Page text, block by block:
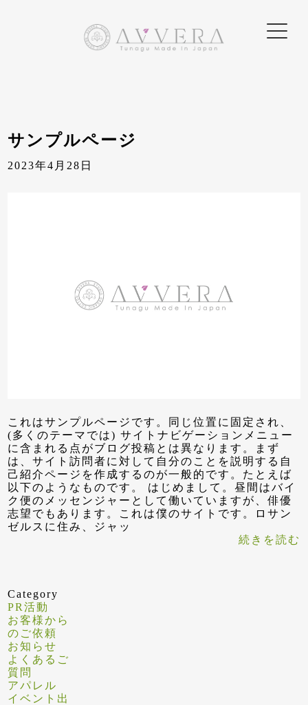
サンプルページ
2023年4月28日
これはサンプルページです。同じ位置に固定され、
(多くのテーマでは) サイトナビゲーションメニュー
に含まれる点がブログ投稿とは異なります。まず
は、サイト訪問者に対して自分のことを説明する自
己紹介ページを作成するのが一般的です。たとえば
以下のようなものです。 はじめまして。昼間はバイ
ク便のメッセンジャーとして働いていますが、俳優
志望でもあります。これは僕のサイトです。ロサン
ゼルスに住み、ジャッ
続きを読む
Category
PR活動
お客様から
のご依頼
お知らせ
よくあるご
質問
アパレル
イベント出